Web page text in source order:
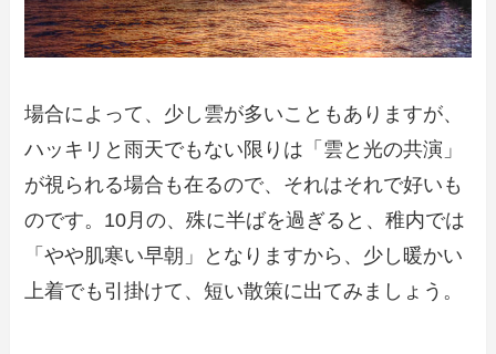
場合によって、少し雲が多いこともありますが、
ハッキリと雨天でもない限りは「雲と光の共演」
が視られる場合も在るので、それはそれで好いも
のです。10月の、殊に半ばを過ぎると、稚内では
「やや肌寒い早朝」となりますから、少し暖かい
上着でも引掛けて、短い散策に出てみましょう。